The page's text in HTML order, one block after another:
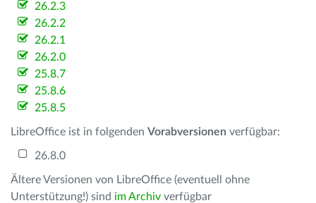
26.2.3
26.2.2
26.2.1
26.2.0
25.8.7
25.8.6
25.8.5
LibreOffice ist in folgenden Vorabversionen verfügbar:
26.8.0
Ältere Versionen von LibreOffice (eventuell ohne
Unterstützung!) sind im Archiv verfügbar